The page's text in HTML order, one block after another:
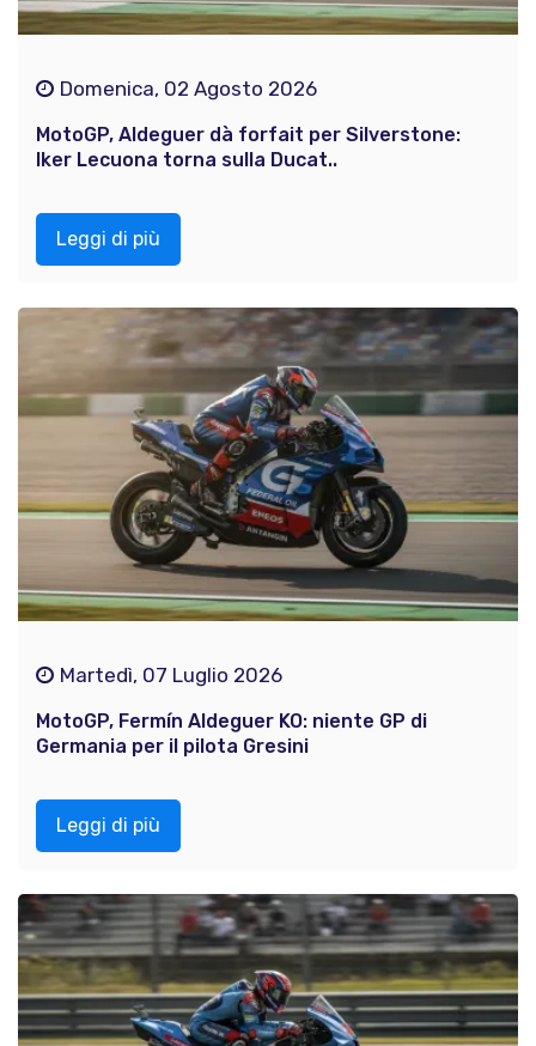
Domenica, 02 Agosto 2026
MotoGP, Aldeguer dà forfait per Silverstone:
Iker Lecuona torna sulla Ducat..
Leggi di più
Martedì, 07 Luglio 2026
MotoGP, Fermín Aldeguer KO: niente GP di
Germania per il pilota Gresini
Leggi di più